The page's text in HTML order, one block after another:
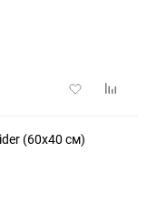
Добавить
(60x40 см)